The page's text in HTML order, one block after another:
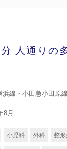
分 人通りの
浜線・小田急小田原
8月
小児科 外科 整形